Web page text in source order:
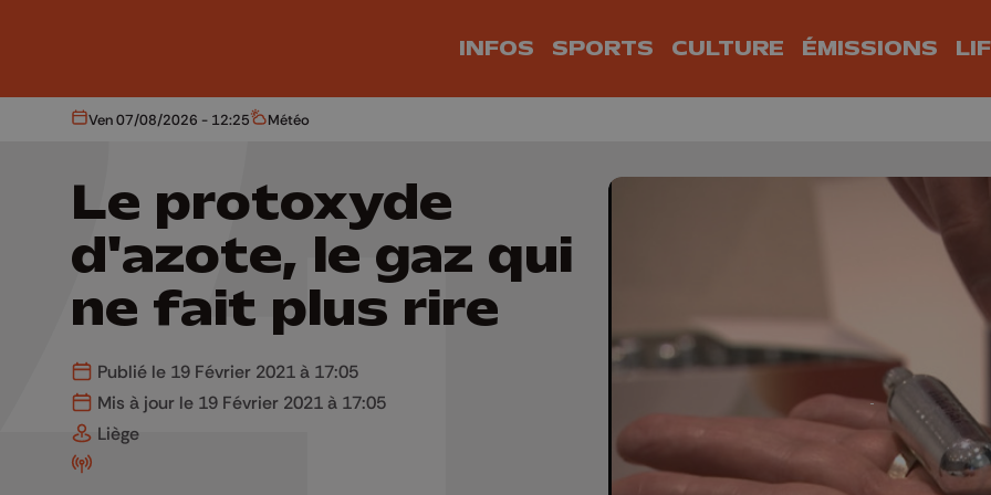
INFOS SPORTS CULTURE ÉMISSIONS
Aujourd'hui
Ven 07/08/2026 - 12:25 Météo
Météo
Le protoxyde
d'azote, le gaz qui
ne fait plus rire
Publié le 19 Février 2021 à 17:05
Mis à jour le 19 Février 2021 à 17:05
Liège